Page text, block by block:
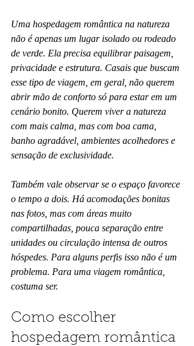
Uma hospedagem romântica na natureza
não é apenas um lugar isolado ou rodeado
de verde. Ela precisa equilibrar paisagem,
privacidade e estrutura. Casais que buscam
esse tipo de viagem, em geral, não querem
abrir mão de conforto só para estar em um
cenário bonito. Querem viver a natureza
com mais calma, mas com boa cama,
banho agradável, ambientes acolhedores e
sensação de exclusividade.
Também vale observar se o espaço favorece
o tempo a dois. Há acomodações bonitas
nas fotos, mas com áreas muito
compartilhadas, pouca separação entre
unidades ou circulação intensa de outros
hóspedes. Para alguns perfis isso não é um
problema. Para uma viagem romântica,
costuma ser.
Como escolher
hospedagem romântica